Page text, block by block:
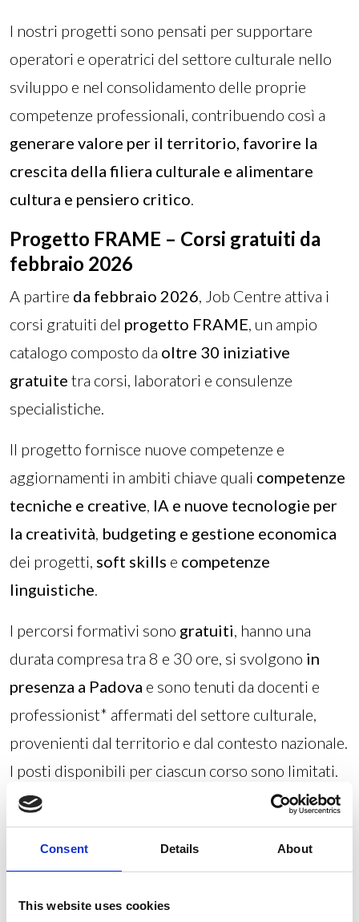
Consent Details About
This website uses cookies
I nostri progetti sono pensati per supportare
operatori e operatrici del settore culturale nello
sviluppo e nel consolidamento delle proprie
competenze professionali, contribuendo così a
generare valore per il territorio, favorire la
crescita della filiera culturale e alimentare
cultura e pensiero critico.
Progetto FRAME – Corsi gratuiti da
febbraio 2026
A partire da febbraio 2026, Job Centre attiva i
corsi gratuiti del progetto FRAME, un ampio
catalogo composto da oltre 30 iniziative
gratuite tra corsi, laboratori e consulenze
specialistiche.
Il progetto fornisce nuove competenze e
aggiornamenti in ambiti chiave quali competenze
tecniche e creative, IA e nuove tecnologie per
la creatività, budgeting e gestione economica
dei progetti, soft skills e competenze
linguistiche.
I percorsi formativi sono gratuiti, hanno una
durata compresa tra 8 e 30 ore, si svolgono in
presenza a Padova e sono tenuti da docenti e
professionist* affermati del settore culturale,
provenienti dal territorio e dal contesto nazionale.
I posti disponibili per ciascun corso sono limitati.
Per maggiori informazioni è possibile contattare
la segreteria organizzativa: 049 8935206 -
cultura@jobcentre.it